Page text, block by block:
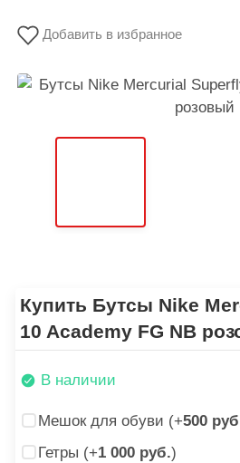
Добавить в избранное
Купить Бутсы Nike
10 Academy FG NB
В наличии
Мешок для обуви (+500
Гетры (+1 000 руб.)